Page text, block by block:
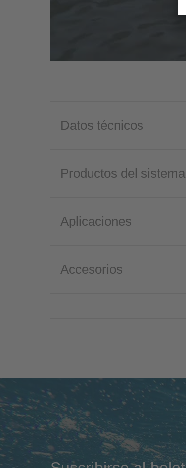
Datos técnicos
Productos del sistema
Aplicaciones
Accesorios